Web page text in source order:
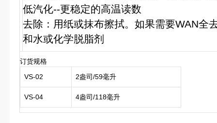
低汽化--更稳定的高温读数
去除：用纸或抹布擦拭。如果需要WAN全
和水或化学脱脂剂
订货规格
VS-02
2盎司/59毫升
VS-04 4盎司/118毫升